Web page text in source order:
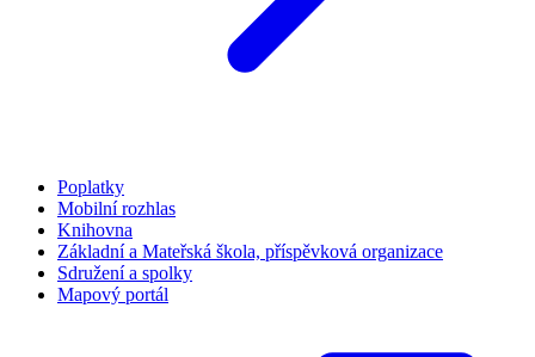
Poplatky
Mobilní rozhlas
Knihovna
Základní a Mateřská škola, příspěvková organizace
Sdružení a spolky
Mapový portál